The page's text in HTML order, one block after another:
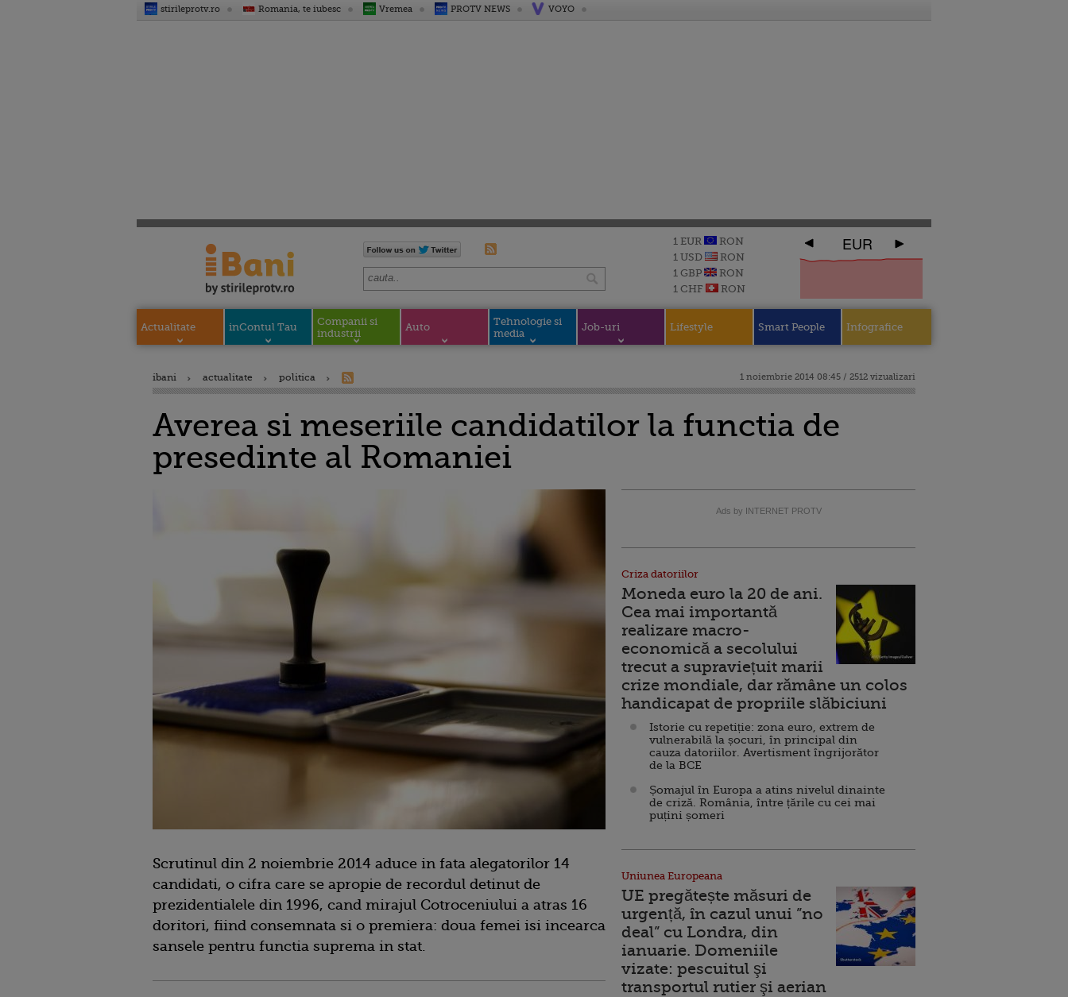
stirileprotv.ro Romania, te iubesc Vremea PROTV NEWS VOYO
1 EUR
RON
1 USD
RON
1 GBP
RON
1 CHF
RON
EUR
Actualitate inContul Tau
Companii si
industrii
Auto
Tehnologie si
media
Job-uri Lifestyle Smart People Infografice
ibani actualitate politica 1 noiembrie 2014 08:45 / 2512 vizualizari
Averea si meseriile candidatilor la functia de
presedinte al Romaniei
Scrutinul din 2 noiembrie 2014 aduce in fata alegatorilor 14
candidati, o cifra care se apropie de recordul detinut de
prezidentialele din 1996, cand mirajul Cotroceniului a atras 16
doritori, fiind consemnata si o premiera: doua femei isi incearca
sansele pentru functia suprema in stat.
Ads by INTERNET PROTV
Criza datoriilor
Moneda euro la 20 de ani.
Cea mai importantă
realizare macro-
economică a secolului
trecut a supraviețuit marii
crize mondiale, dar rămâne un colos
handicapat de propriile slăbiciuni
Istorie cu repetiție: zona euro, extrem de
vulnerabilă la șocuri, în principal din
cauza datoriilor. Avertisment îngrijorător
de la BCE
Șomajul în Europa a atins nivelul dinainte
de criză. România, între țările cu cei mai
puțini șomeri
Uniunea Europeana
UE pregătește măsuri de
urgență, în cazul unui ”no
deal” cu Londra, din
ianuarie. Domeniile
vizate: pescuitul şi
transportul rutier şi aerian